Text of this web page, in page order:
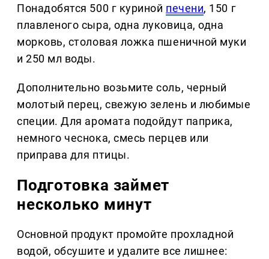
Понадобятся 500 г куриной печени, 150 г
плавленого сыра, одна луковица, одна
морковь, столовая ложка пшеничной муки
и 250 мл воды.
Дополнительно возьмите соль, черный
молотый перец, свежую зелень и любимые
специи. Для аромата подойдут паприка,
немного чеснока, смесь перцев или
приправа для птицы.
Подготовка займет
несколько минут
Основной продукт промойте прохладной
водой, обсушите и удалите все лишнее: